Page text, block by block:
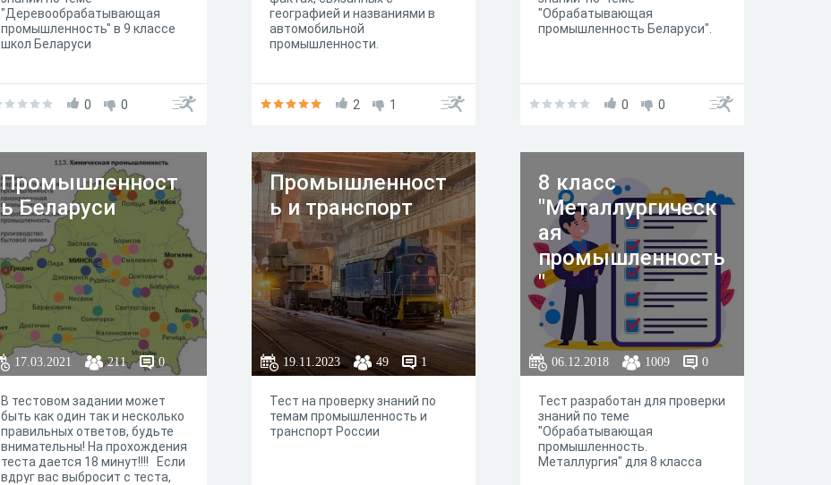
"Деревообрабатывающая
промышленность" в 9 классе
школ Беларуси
0 0
географией и названиями в
автомобильной
промышленности.
2 1
"Обрабатывающая
промышленность Беларуси".
0 0
Промышленност
ь Беларуси
17.03.2021 211 0
В тестовом задании может
быть как один так и несколько
правильных ответов, будьте
внимательны! На прохождения
теста дается 18 минут!!!! Если
вдруг вас выбросит с теста,
Промышленност
ь и транспорт
19.11.2023 49 1
Тест на проверку знаний по
темам промышленность и
транспорт России
8 класс
"Металлургическ
ая
промышленность
"
06.12.2018 1009 0
Тест разработан для проверки
знаний по теме
"Обрабатывающая
промышленность.
Металлургия" для 8 класса